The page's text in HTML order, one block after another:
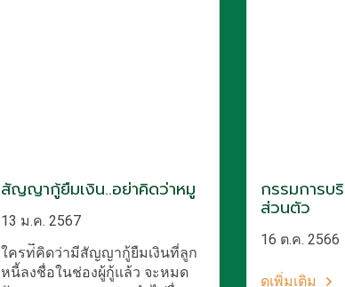
สัญญากู้ยืมเงิน..อย่าคิดว่าหมู
13 ม.ค. 2567
ใครท่ี่คิดว่ามีสัญญากู้ยืมเงินที่ลูก
หนี้ลงชื่อในช่องผู้กู้แล้ว จะหมด
กรรมการบ
ส่วนตัว
16 ต.ค. 2566
ดูเพิ่มเติม